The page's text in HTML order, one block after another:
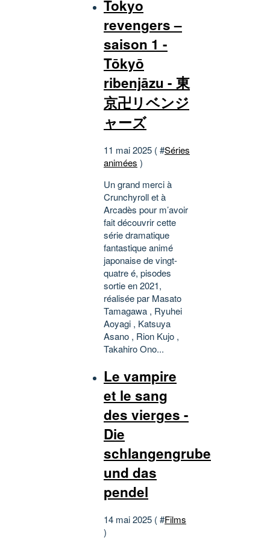
Tokyo
revengers –
saison 1 -
Tōkyō
ribenjāzu - 東
京卍リベンジ
ャーズ
11 mai 2025 ( #Séries
animées )
Un grand merci à
Crunchyroll et à
Arcadès pour m’avoir
fait découvrir cette
série dramatique
fantastique animé
japonaise de vingt-
quatre é, pisodes
sortie en 2021,
réalisée par Masato
Tamagawa , Ryuhei
Aoyagi , Katsuya
Asano , Rion Kujo ,
Takahiro Ono...
Le vampire
et le sang
des vierges -
Die
schlangengrube
und das
pendel
14 mai 2025 ( #Films
)